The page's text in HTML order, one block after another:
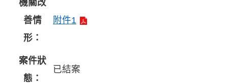
機關改
善情
形：
附件1
案件狀
態：
已結案